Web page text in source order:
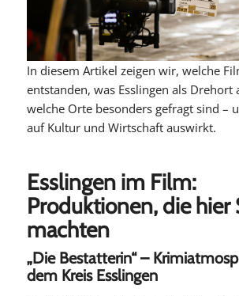
In diesem Artikel zeigen wir, welche
entstanden, was Esslingen als Drehort
welche Orte besonders gefragt sind –
auf Kultur und Wirtschaft auswirkt.
Esslingen im Film:
Produktionen, die hier
machten
„Die Bestatterin“ –
dem Kreis Esslingen